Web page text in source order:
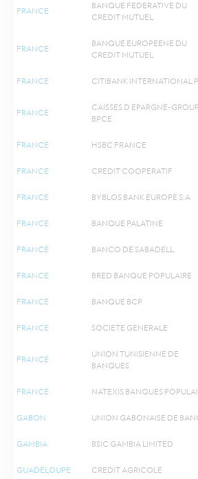
FRANCE
BANQUE FEDERATIVE DU
CREDIT MUTUEL
FRANCE
BANQUE EUROPEENE DU
CREDIT MUTUEL
FRANCE CITIBANK INTERNATIONAL
FRANCE
CAISSES D EPARGNE-
BPCE
FRANCE HSBC FRANCE
FRANCE CREDIT COOPERATIF
FRANCE BYBLOS BANK EUROPE S.A
FRANCE BANQUE PALATINE
FRANCE BANCO DE SABADELL
FRANCE BRED BANQUE POPULAIRE
FRANCE BANQUE BCP
FRANCE SOCIETE GENERALE
FRANCE
UNION TUNISIENNE DE
BANQUES
FRANCE NATEXIS BANQUES
GABON UNION GABONAISE DE
GAMBIA BSIC GAMBIA LIMITED
GUADELOUPE CREDIT AGRICOLE